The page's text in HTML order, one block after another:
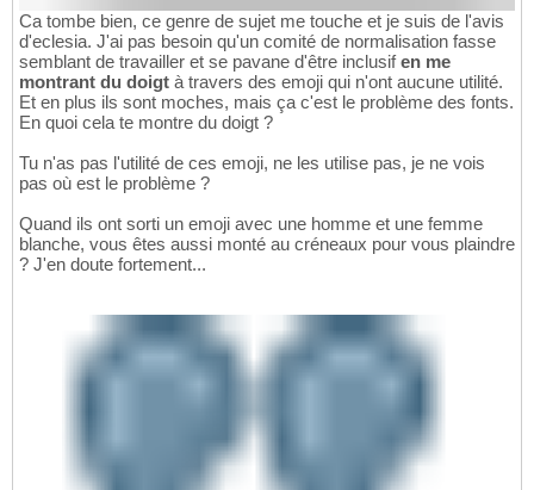
Ca tombe bien, ce genre de sujet me touche et je suis de l'avis
d'eclesia. J'ai pas besoin qu'un comité de normalisation fasse
semblant de travailler et se pavane d'être inclusifen me
montrant du doigt à travers des emoji qui n'ont aucune utilité.
Et en plus ils sont moches, mais ça c'est le problème des fonts.
En quoi cela te montre du doigt ?
Tu n'as pas l'utilité de ces emoji, ne les utilise pas, je ne vois
pas où est le problème ?
Quand ils ont sorti un emoji avec une homme et une femme
blanche, vous êtes aussi monté au créneaux pour vous plaindre
? J'en doute fortement...